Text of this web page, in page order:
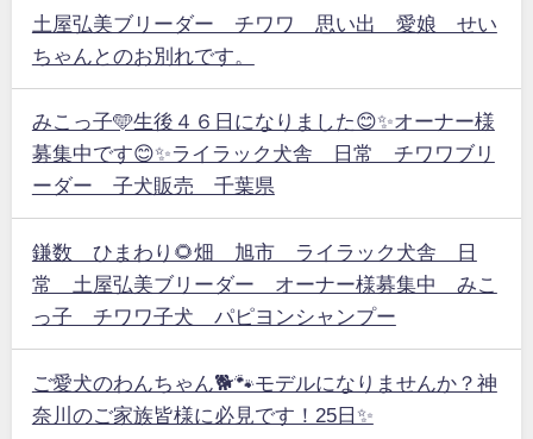
土屋弘美ブリーダー チワワ 思い出 愛娘 せい
ちゃんとのお別れです。
みこっ子🩵生後４６日になりました😊✨オーナー様
募集中です😊✨ライラック犬舎 日常 チワワブリ
ーダー 子犬販売 千葉県
鎌数 ひまわり🌻畑 旭市 ライラック犬舎 日
常 土屋弘美ブリーダー オーナー様募集中 みこ
っ子 チワワ子犬 パピヨンシャンプー
ご愛犬のわんちゃん🐕🐾モデルになりませんか？神
奈川のご家族皆様に必見です！25日✨